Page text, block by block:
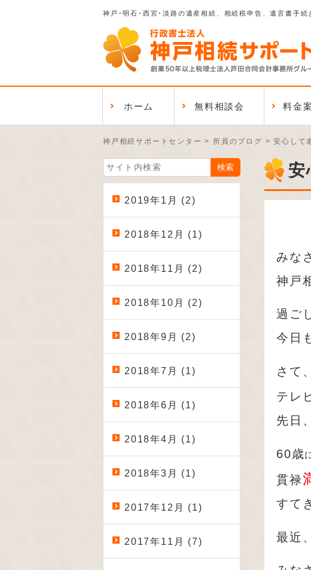
神戸･明石･西宮･淡路の遺産相続、相続税申告、遺言書手続
ホーム 無料相談会 料金
神戸相続サポートセンター > 所員のブログ >安心して
安
みな
神戸
過ご
今日
さて
テレ
先日
60歳
貫禄
すて
最近
2019年1月 (2)
2018年12月 (1)
2018年11月 (2)
2018年10月 (2)
2018年9月 (2)
2018年7月 (1)
2018年6月 (1)
2018年4月 (1)
2018年3月 (1)
2017年12月 (1)
2017年11月 (7)